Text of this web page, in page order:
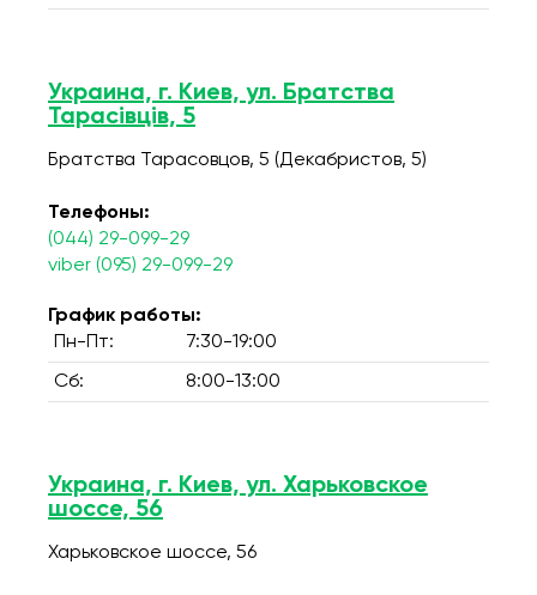
Украина, г. Киев, ул. Братства
Тарасівців, 5
Братства Тарасовцов, 5 (Декабристов, 5)
Телефоны:
(044) 29-099-29
viber (095) 29-099-29
График работы:
Пн-Пт:
7:30-19:00
Сб: 8:00-13:00
Украина, г. Киев, ул. Харьковское
шоссе, 56
Харьковское шоссе, 56